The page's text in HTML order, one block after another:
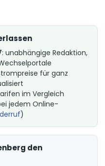
: unabhängige Redaktion,
für ganz
im Vergleich
jedem Online-
)
den